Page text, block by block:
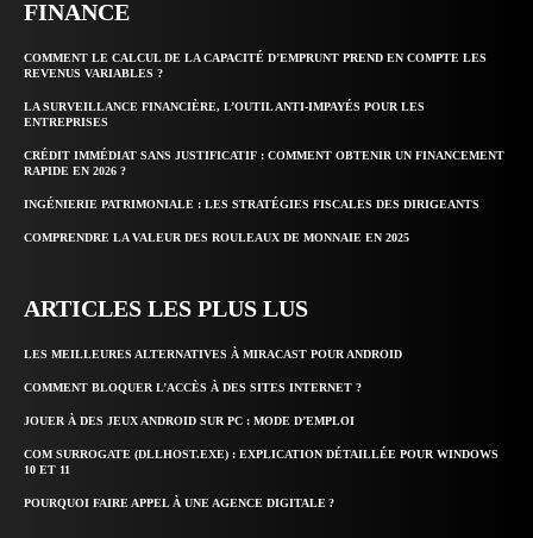
FINANCE
COMMENT LE CALCUL DE LA CAPACITÉ D’EMPRUNT PREND EN COMPTE LES
REVENUS VARIABLES ?
LA SURVEILLANCE FINANCIÈRE, L’OUTIL ANTI-IMPAYÉS POUR LES
ENTREPRISES
CRÉDIT IMMÉDIAT SANS JUSTIFICATIF : COMMENT OBTENIR UN FINANCEMENT
RAPIDE EN 2026 ?
INGÉNIERIE PATRIMONIALE : LES STRATÉGIES FISCALES DES DIRIGEANTS
COMPRENDRE LA VALEUR DES ROULEAUX DE MONNAIE EN 2025
ARTICLES LES PLUS LUS
LES MEILLEURES ALTERNATIVES À MIRACAST POUR ANDROID
COMMENT BLOQUER L’ACCÈS À DES SITES INTERNET ?
JOUER À DES JEUX ANDROID SUR PC : MODE D’EMPLOI
COM SURROGATE (DLLHOST.EXE) : EXPLICATION DÉTAILLÉE POUR WINDOWS
10 ET 11
POURQUOI FAIRE APPEL À UNE AGENCE DIGITALE ?